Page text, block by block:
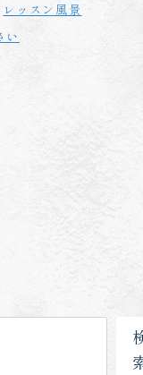
レッスン風景
い